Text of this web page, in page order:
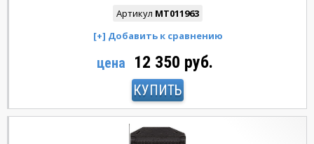
Артикул MT011963
цена 12 350 руб.
КУПИТЬ